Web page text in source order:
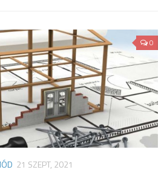
0
21 SZEPT, 2021